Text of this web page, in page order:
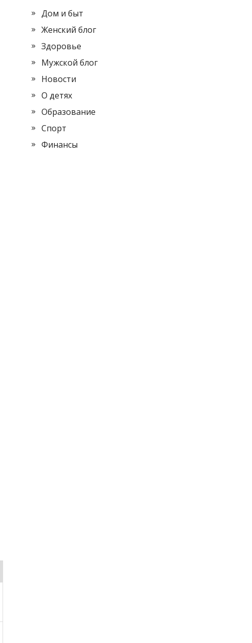
Дом и быт
Женский блог
Здоровье
Мужской блог
Новости
О детях
Образование
Спорт
Финансы